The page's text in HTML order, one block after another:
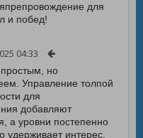
для
и побед!
04:33
но
Управление толпой
для
добавляют
а уровни постепенно
удерживает интерес.